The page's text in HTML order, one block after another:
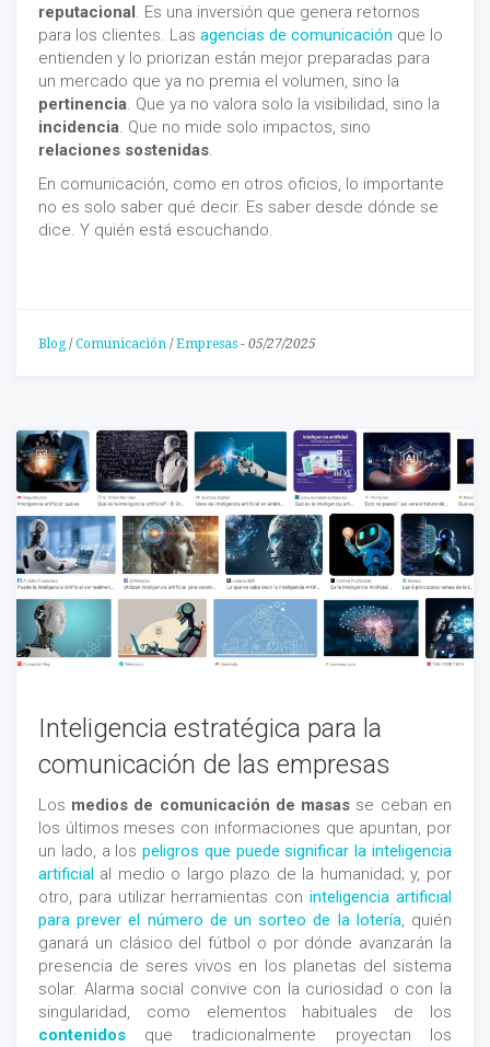
reputacional. Es una inversión que genera retornos
para los clientes. Las agencias de comunicación que lo
entienden y lo priorizan están mejor preparadas para
un mercado que ya no premia el volumen, sino la
pertinencia. Que ya no valora solo la visibilidad, sino la
incidencia. Que no mide solo impactos, sino
relaciones sostenidas.
En comunicación, como en otros oficios, lo importante
no es solo saber qué decir. Es saber desde dónde se
dice. Y quién está escuchando.
Blog/Comunicación /Empresas - 05/27/2025
Inteligencia estratégica para la
comunicación de las empresas
Los medios de comunicación de masas se ceban en
los últimos meses con informaciones que apuntan, por
un lado, a lospeligros que puede significar la inteligencia
artificial al medio o largo plazo de la humanidad; y, por
otro, para utilizar herramientas coninteligencia artificial
para prever el número de un sorteo de la lotería, quién
ganará un clásico del fútbol o por dónde avanzarán la
presencia de seres vivos en los planetas del sistema
solar. Alarma social convive con la curiosidad o con la
singularidad, como elementos habituales de los
contenidos que tradicionalmente proyectan los